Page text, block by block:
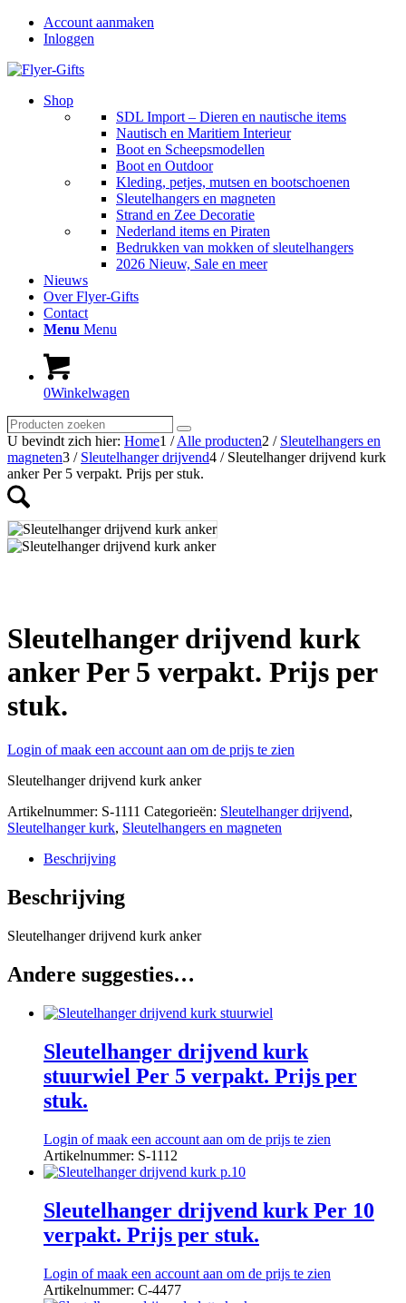
Account aanmaken
Inloggen
Shop
SDL Import – Dieren en nautische items
Nautisch en Maritiem Interieur
Boot en Scheepsmodellen
Boot en Outdoor
Kleding, petjes, mutsen en bootschoenen
Sleutelhangers en magneten
Strand en Zee Decoratie
Nederland items en Piraten
Bedrukken van mokken of sleutelhangers
2026 Nieuw, Sale en meer
Nieuws
Over Flyer-Gifts
Contact
Menu Menu
0Winkelwagen
Producten
zoeken
Zoeken
U bevindt zich hier: Home1 / Alle producten2 / Sleutelhangers en
magneten3 / Sleutelhanger drijvend4 / Sleutelhanger drijvend kurk
anker Per 5 verpakt. Prijs per stuk.
Sleutelhanger drijvend kurk
anker Per 5 verpakt. Prijs per
stuk.
Login of maak een account aan om de prijs te zien
Sleutelhanger drijvend kurk anker
Artikelnummer: S-1111 Categorieën: Sleutelhanger drijvend,
Sleutelhanger kurk, Sleutelhangers en magneten
Beschrijving
Beschrijving
Sleutelhanger drijvend kurk anker
Andere suggesties…
Sleutelhanger drijvend kurk
stuurwiel Per 5 verpakt. Prijs per
stuk.
Login of maak een account aan om de prijs te zien
Artikelnummer: S-1112
Sleutelhanger drijvend kurk Per 10
verpakt. Prijs per stuk.
Login of maak een account aan om de prijs te zien
Artikelnummer: C-4477